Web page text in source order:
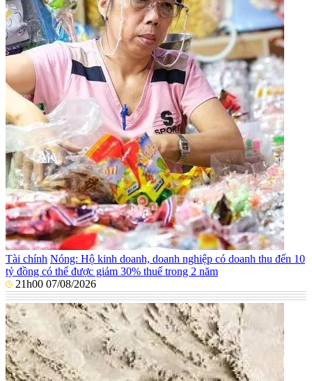
Tài chính Nóng: Hộ kinh doanh, doanh nghiệp có doanh thu đến 10
tỷ đồng có thể được giảm 30% thuế trong 2 năm
21h00 07/08/2026